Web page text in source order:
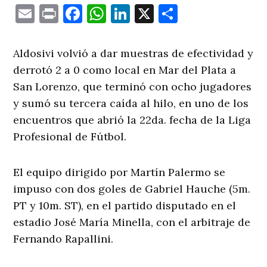
EmailPrintFacebook
WhatsApp
LinkedIn
X
Aldosivi volvió a dar muestras de efectividad y
derrotó 2 a 0 como local en Mar del Plata a
San Lorenzo, que terminó con ocho jugadores
y sumó su tercera caída al hilo, en uno de los
encuentros que abrió la 22da. fecha de la Liga
Profesional de Fútbol.
El equipo dirigido por Martín Palermo se
impuso con dos goles de Gabriel Hauche (5m.
PT y 10m. ST), en el partido disputado en el
estadio José María Minella, con el arbitraje de
Fernando Rapallini.